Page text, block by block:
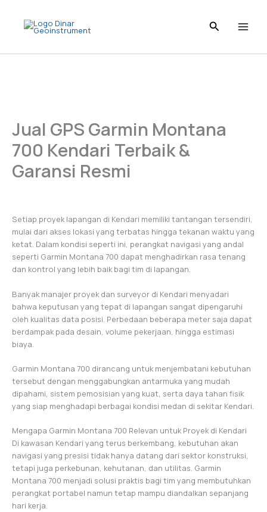
content
Jual GPS Garmin Montana
700 Kendari Terbaik &
Garansi Resmi
Setiap proyek lapangan di Kendari memiliki tantangan tersendiri,
mulai dari akses lokasi yang terbatas hingga tekanan waktu yang
ketat. Dalam kondisi seperti ini, perangkat navigasi yang andal
seperti Garmin Montana 700 dapat menghadirkan rasa tenang
dan kontrol yang lebih baik bagi tim di lapangan.
Banyak manajer proyek dan surveyor di Kendari menyadari
bahwa keputusan yang tepat di lapangan sangat dipengaruhi
oleh kualitas data posisi. Perbedaan beberapa meter saja dapat
berdampak pada desain, volume pekerjaan, hingga estimasi
biaya.
Garmin Montana 700 dirancang untuk menjembatani kebutuhan
tersebut dengan menggabungkan antarmuka yang mudah
dipahami, sistem pemosisian yang kuat, serta daya tahan fisik
yang siap menghadapi berbagai kondisi medan di sekitar Kendari.
Mengapa Garmin Montana 700 Relevan untuk Proyek di Kendari
Di kawasan Kendari yang terus berkembang, kebutuhan akan
navigasi yang presisi tidak hanya datang dari sektor konstruksi,
tetapi juga perkebunan, kehutanan, dan utilitas. Garmin
Montana 700 menjadi solusi praktis bagi tim yang membutuhkan
perangkat portabel namun tetap mampu diandalkan sepanjang
hari kerja.